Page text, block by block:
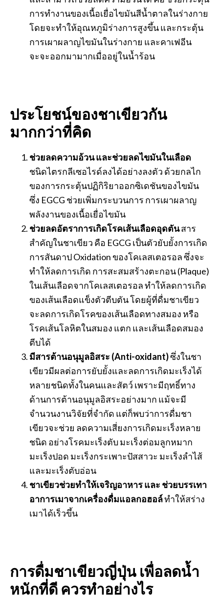
การทำงานของเนื้อเยื่อไขมันสีน้ำตาลในร่างกาย
โดยจะทำให้อุณหภูมิร่างการสูงขึ้น และกระตุ้น
การเผาผลาญไขมันในร่างกาย และคาเฟอีน
จะจะออกมามากเมื่ออยู่ในน้ำร้อน
ประโยชน์ของชาเขียวกัน
มากกว่าที่คิด
ช่วยลดความอ้วน และช่วยลดไขมันในเลือด
ชนิดไตรกลีเซอไรด์ลงได้อย่างลงตัว ด้วยกลไก
ของการกระตุ้นปฏิกิริยาออกซิเดชันของไขมัน
ซึ่ง EGCG ช่วยเพิ่มกระบวนการ การเผาผลาญ
พลังงานของเนื้อเยื่อไขมัน
ช่วยลดอัตราการเกิดโรคเส้นเลือดอุดตันสาร
สำคัญในชาเขียว คือ EGCG เป็นตัวยับยั้งการเกิด
การสันดาป Oxidation ของโคเลสเตอรอล ซึ่งจะ
ทำให้ลดการเกิด การสะสมสร้างตะกอน (Plaque)
ในเส้นเลือดจากโคเลสเตอรอล ทำให้ลดการเกิด
ของเส้นเลือดแข็งตัวตีบตัน โดยผู้ที่ดื่มชาเขียว
จะลดการเกิดโรคของเส้นเลือดทางสมอง หรือ
โรคเส้นโลหิตในสมอง แตก และเส้นเลือดสมอง
ตีบได้
มีสารต้านอนุมูลอิสระ (Anti-oxidant)ซึ่งในชา
เขียวมีผลต่อการยับยั้งและลดการเกิดมะเร็งได้
หลายชนิดทั้งในคนและสัตว์ เพราะมีฤทธิ์ทาง
ด้านการต้านอนุมูลอิสระอย่างมาก แม้จะมี
จำนวนงานวิจัยที่จำกัด แต่ก็พบว่าการดื่มชา
เขียวจะช่วย ลดความเสี่ยงการเกิดมะเร็งหลาย
ชนิด อย่างโรคมะเร็งตับ มะเร็งต่อมลูกหมาก
มะเร็งปอด มะเร็งกระเพาะปัสสาวะ มะเร็งลำไส้
และมะเร็งตับอ่อน
ชาเขียวช่วยทำให้เจริญอาหาร และ ช่วยบรรเทา
อาการเมาจากเครื่องดื่มแอลกอฮอล์ทำให้สร่าง
เมาได้เร็วขึ้น
การดื่มชาเขียวญี่ปุ่น เพื่อลดน้ำ
หนักที่ดี ควรทำอย่างไร